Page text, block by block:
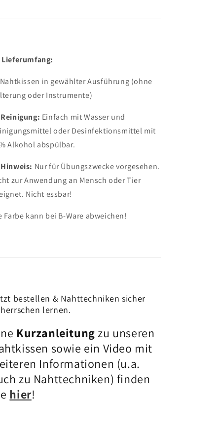
Lieferumfang:
in gewählter Ausführung (ohne
oder Instrumente)
Reinigung: Einfach mit Wasser und
oder Desinfektionsmittel mit
Alkohol abspülbar.
Hinweis: Nur für Übungszwecke vorgesehen.
zur Anwendung an Mensch oder Tier
Nicht essbar!
Farbe kann bei B-Ware abweichen!
bestellen & Nahttechniken sicher
lernen.
Kurzanleitungzu unseren
sowie ein Video mit
Informationen (u.a.
zu Nahttechniken) finden
hier!